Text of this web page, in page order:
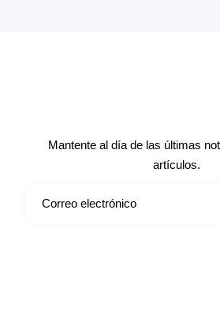
Mantente al día de las últimas
artículos.